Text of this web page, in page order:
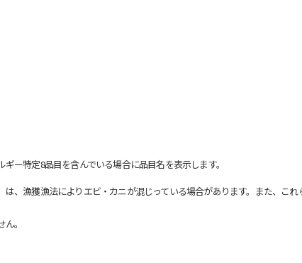
ー特定8品目を含んでいる場合に品目名を表示します。
漁獲漁法によりエビ・カニが混じっている場合があります。また、これ
。